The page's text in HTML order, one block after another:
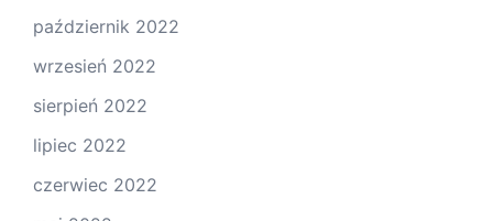
październik 2022
wrzesień 2022
sierpień 2022
lipiec 2022
czerwiec 2022